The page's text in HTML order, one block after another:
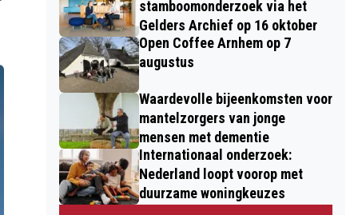
stamboomonderzoek via het
Gelders Archief op 16 oktober
Open Coffee Arnhem op 7
augustus
Waardevolle bijeenkomsten voor
mantelzorgers van jonge
mensen met dementie
Internationaal onderzoek:
Nederland loopt voorop met
duurzame woningkeuzes